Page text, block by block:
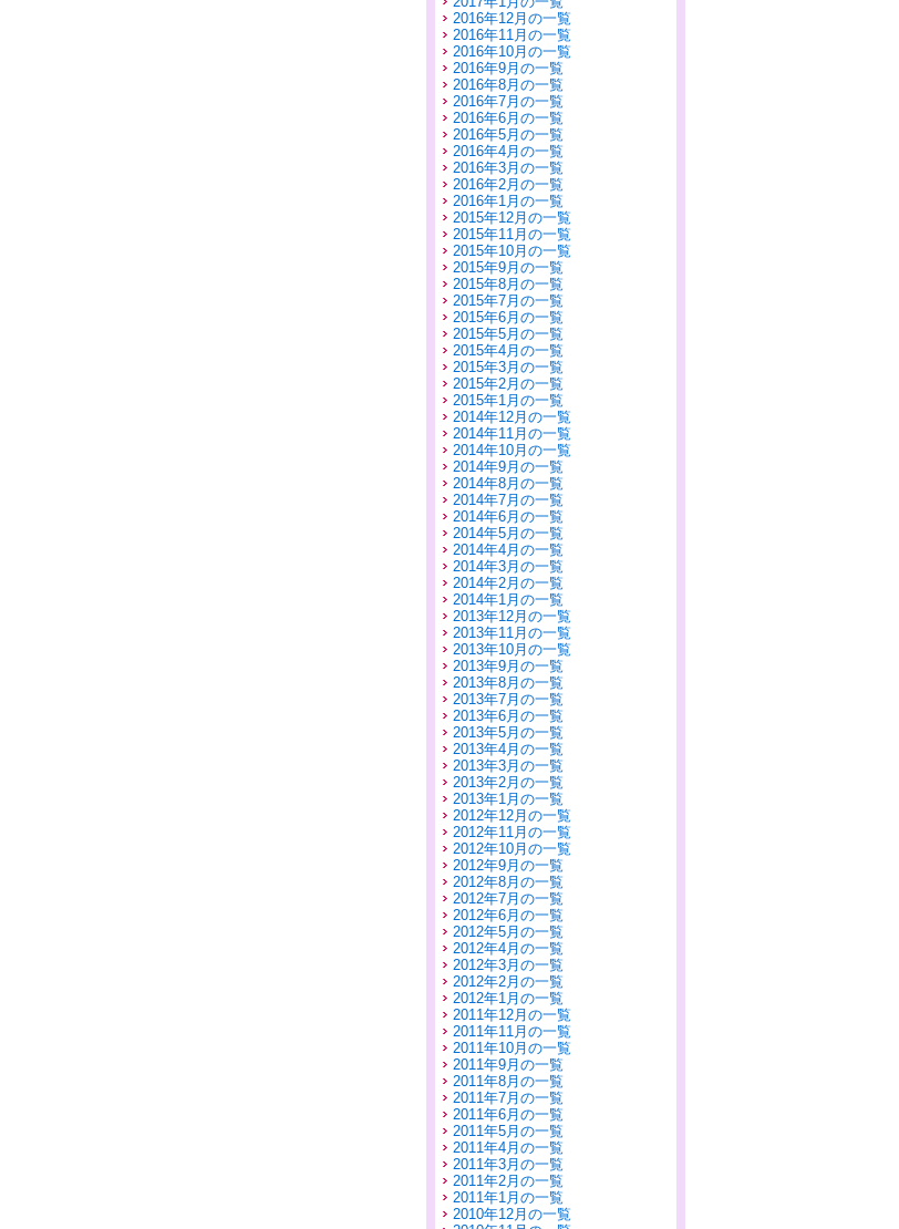
2016年12月の一覧
2016年11月の一覧
2016年10月の一覧
2016年9月の一覧
2016年8月の一覧
2016年7月の一覧
2016年6月の一覧
2016年5月の一覧
2016年4月の一覧
2016年3月の一覧
2016年2月の一覧
2016年1月の一覧
2015年12月の一覧
2015年11月の一覧
2015年10月の一覧
2015年9月の一覧
2015年8月の一覧
2015年7月の一覧
2015年6月の一覧
2015年5月の一覧
2015年4月の一覧
2015年3月の一覧
2015年2月の一覧
2015年1月の一覧
2014年12月の一覧
2014年11月の一覧
2014年10月の一覧
2014年9月の一覧
2014年8月の一覧
2014年7月の一覧
2014年6月の一覧
2014年5月の一覧
2014年4月の一覧
2014年3月の一覧
2014年2月の一覧
2014年1月の一覧
2013年12月の一覧
2013年11月の一覧
2013年10月の一覧
2013年9月の一覧
2013年8月の一覧
2013年7月の一覧
2013年6月の一覧
2013年5月の一覧
2013年4月の一覧
2013年3月の一覧
2013年2月の一覧
2013年1月の一覧
2012年12月の一覧
2012年11月の一覧
2012年10月の一覧
2012年9月の一覧
2012年8月の一覧
2012年7月の一覧
2012年6月の一覧
2012年5月の一覧
2012年4月の一覧
2012年3月の一覧
2012年2月の一覧
2012年1月の一覧
2011年12月の一覧
2011年11月の一覧
2011年10月の一覧
2011年9月の一覧
2011年8月の一覧
2011年7月の一覧
2011年6月の一覧
2011年5月の一覧
2011年4月の一覧
2011年3月の一覧
2011年2月の一覧
2011年1月の一覧
2010年12月の一覧